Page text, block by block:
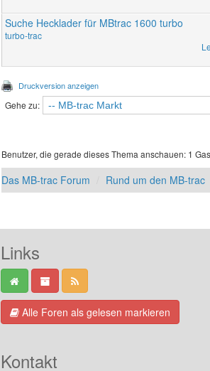
Suche Hecklader für MBtrac 1600 turbo
turbo-trac
Druckversion anzeigen
Gehe zu:
Benutzer, die gerade dieses Thema anschauen: 1
Das MB-trac Forum Rund um den MB-trac
Links
Alle Foren als gelesen markieren
Kontakt